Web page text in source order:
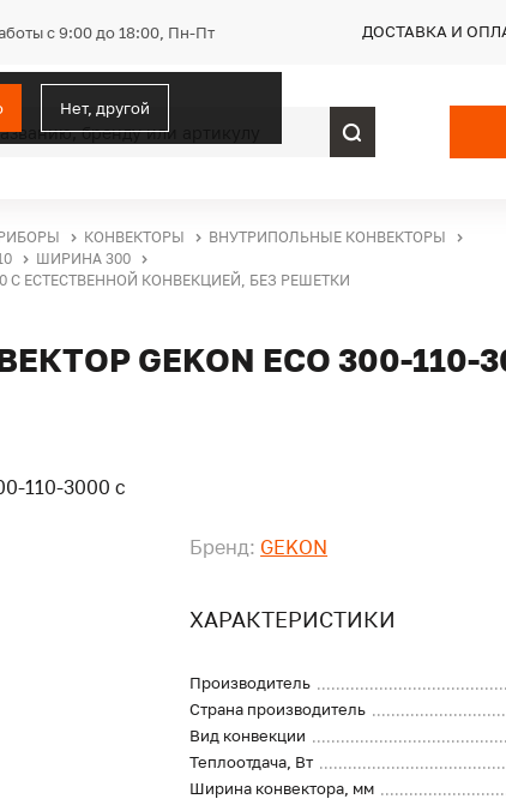
с 9:00 до 18:00, Пн-Пт
Нет, другой
ДОСТАВКА И
КОНВЕКТОРЫ
ВНУТРИПОЛЬНЫЕ КОНВЕКТОРЫ
ШИРИНА 300
С ЕСТЕСТВЕННОЙ КОНВЕКЦИЕЙ, БЕЗ РЕШЕТКИ
GEKON ECO 300-
Бренд: GEKON
ХАРАКТЕРИСТИКИ
Производитель
Страна производитель
Вид конвекции
Теплоотдача, Вт
Ширина конвектора, мм